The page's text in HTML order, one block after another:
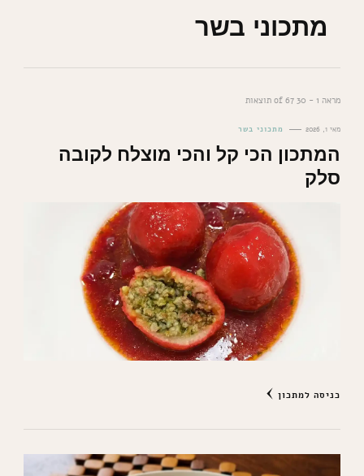
מתכוני בשר
מראה 1 - 30 of 67 תוצאות
מאי 1, 2026 מתכוני בשר
המתכון הכי קל והכי מוצלח לקובה
סלק
כניסה למתכון